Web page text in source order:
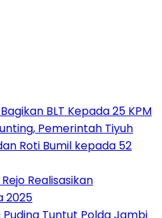
BLT Kepada 25 KPM
Pemerintah Tiyuh
Roti Bumil kepada 52
Realisasikan
2025
Tuntut Polda Jambi